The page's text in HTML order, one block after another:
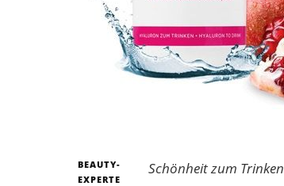
BEAUTY-
EXPERTE
Schönheit zum